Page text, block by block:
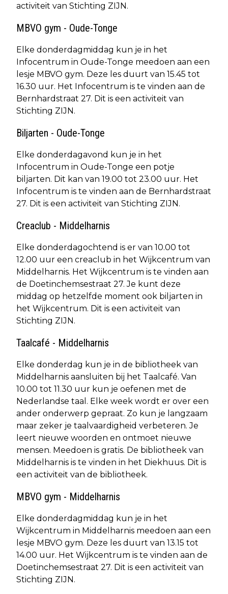
activiteit van Stichting ZIJN.
MBVO gym - Oude-Tonge
Elke donderdagmiddag kun je in het
Infocentrum in Oude-Tonge meedoen aan een
lesje MBVO gym. Deze les duurt van 15.45 tot
16.30 uur. Het Infocentrum is te vinden aan de
Bernhardstraat 27. Dit is een activiteit van
Stichting ZIJN.
Biljarten - Oude-Tonge
Elke donderdagavond kun je in het
Infocentrum in Oude-Tonge een potje
biljarten. Dit kan van 19.00 tot 23.00 uur. Het
Infocentrum is te vinden aan de Bernhardstraat
27. Dit is een activiteit van Stichting ZIJN.
Creaclub - Middelharnis
Elke donderdagochtend is er van 10.00 tot
12.00 uur een creaclub in het Wijkcentrum van
Middelharnis. Het Wijkcentrum is te vinden aan
de Doetinchemsestraat 27. Je kunt deze
middag op hetzelfde moment ook biljarten in
het Wijkcentrum. Dit is een activiteit van
Stichting ZIJN.
Taalcafé - Middelharnis
Elke donderdag kun je in de bibliotheek van
Middelharnis aansluiten bij het Taalcafé. Van
10.00 tot 11.30 uur kun je oefenen met de
Nederlandse taal. Elke week wordt er over een
ander onderwerp gepraat. Zo kun je langzaam
maar zeker je taalvaardigheid verbeteren. Je
leert nieuwe woorden en ontmoet nieuwe
mensen. Meedoen is gratis. De bibliotheek van
Middelharnis is te vinden in het Diekhuus. Dit is
een activiteit van de bibliotheek.
MBVO gym - Middelharnis
Elke donderdagmiddag kun je in het
Wijkcentrum in Middelharnis meedoen aan een
lesje MBVO gym. Deze les duurt van 13.15 tot
14.00 uur. Het Wijkcentrum is te vinden aan de
Doetinchemsestraat 27. Dit is een activiteit van
Stichting ZIJN.